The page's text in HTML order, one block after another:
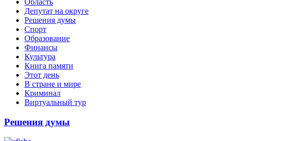
Депутат на округе
Решения думы
Спорт
Образование
Финансы
Культура
Книга памяти
Этот день
В стране и мире
Криминал
Виртуальный тур
Решения думы